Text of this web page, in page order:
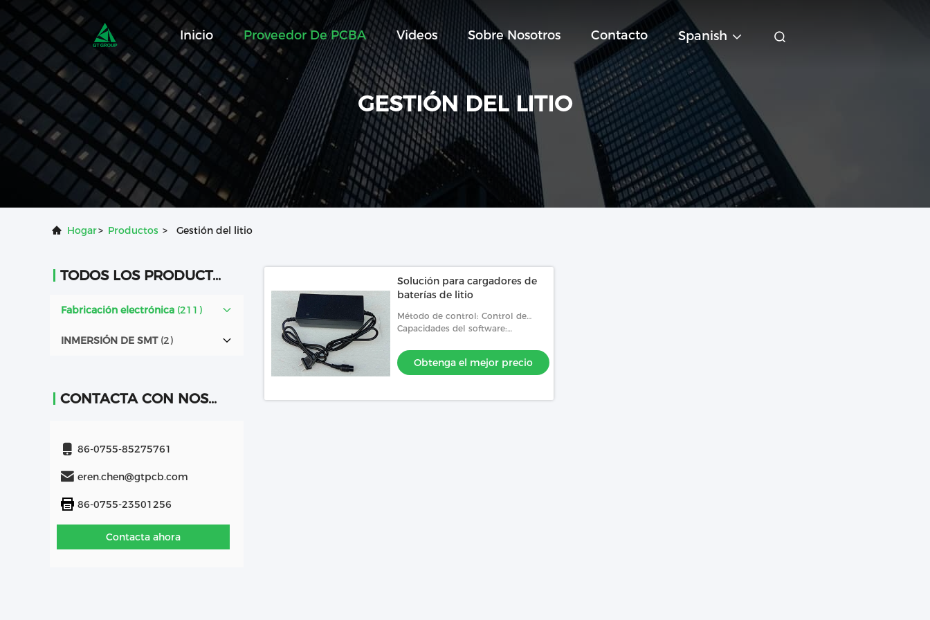
Inicio Proveedor De PCBA Videos Sobre Nosotros Contacto Spanish
GESTIÓN DEL LITIO
Hogar> Productos > Gestión del litio
TODOS LOS PRODUCTOS
Fabricación electrónica (211)
INMERSIÓN DE SMT(2)
CONTACTA CON NOSOTROS
86-0755-85275761
eren.chen@gtpcb.com
86-0755-23501256
Contacta ahora
Solución para cargadores de
baterías de litio
Método de control: Control de
circuito cerrado de alta precisión
constantes
Capacidades del software:
comunicación externa
Obtenga el mejor precio